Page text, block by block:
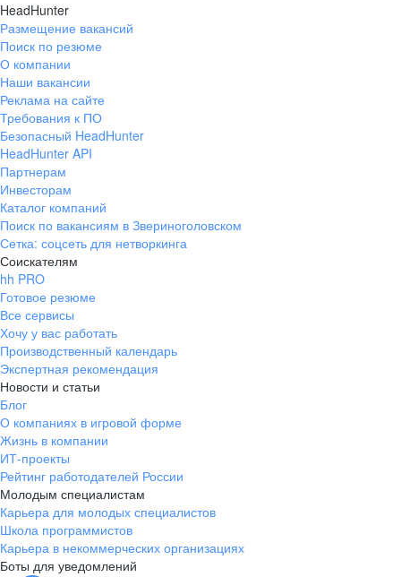
HeadHunter
Размещение вакансий
Поиск по резюме
О компании
Наши вакансии
Реклама на сайте
Требования к ПО
Безопасный HeadHunter
HeadHunter API
Партнерам
Инвесторам
Каталог компаний
Поиск по вакансиям в Звериноголовском
Сетка: соцсеть для нетворкинга
Соискателям
hh PRO
Готовое резюме
Все сервисы
Хочу у вас работать
Производственный календарь
Экспертная рекомендация
Новости и статьи
Блог
О компаниях в игровой форме
Жизнь в компании
ИТ-проекты
Рейтинг работодателей России
Молодым специалистам
Карьера для молодых специалистов
Школа программистов
Карьера в некоммерческих организациях
Боты для уведомлений